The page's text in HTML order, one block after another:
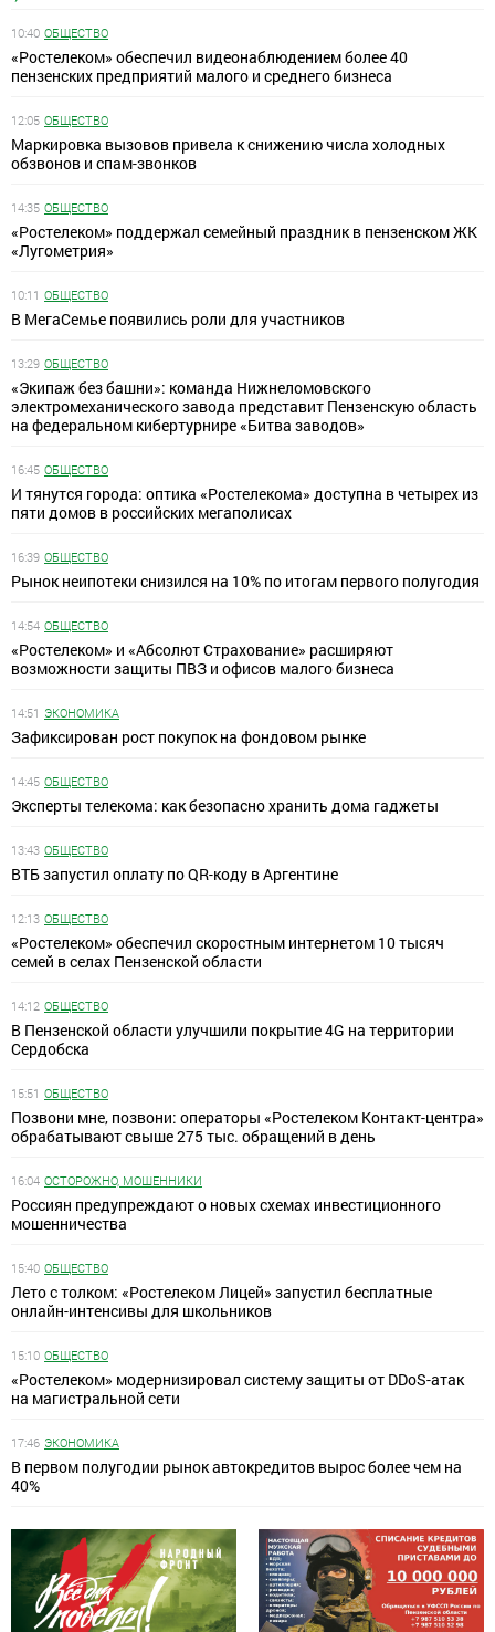
10:40 ОБЩЕСТВО
«Ростелеком» обеспечил видеонаблюдением более 40
пензенских предприятий малого и среднего бизнеса
12:05 ОБЩЕСТВО
Маркировка вызовов привела к снижению числа холодных
обзвонов и спам-звонков
14:35 ОБЩЕСТВО
«Ростелеком» поддержал семейный праздник в пензенском ЖК
«Лугометрия»
10:11 ОБЩЕСТВО
В МегаСемье появились роли для участников
13:29 ОБЩЕСТВО
«Экипаж без башни»: команда Нижнеломовского
электромеханического завода представит Пензенскую область
на федеральном кибертурнире «Битва заводов»
16:45 ОБЩЕСТВО
И тянутся города: оптика «Ростелекома» доступна в четырех из
пяти домов в российских мегаполисах
16:39 ОБЩЕСТВО
Рынок неипотеки снизился на 10% по итогам первого полугодия
14:54 ОБЩЕСТВО
«Ростелеком» и «Абсолют Страхование» расширяют
возможности защиты ПВЗ и офисов малого бизнеса
14:51 ЭКОНОМИКА
Зафиксирован рост покупок на фондовом рынке
14:45 ОБЩЕСТВО
Эксперты телекома: как безопасно хранить дома гаджеты
13:43 ОБЩЕСТВО
ВТБ запустил оплату по QR-коду в Аргентине
12:13 ОБЩЕСТВО
«Ростелеком» обеспечил скоростным интернетом 10 тысяч
семей в селах Пензенской области
14:12 ОБЩЕСТВО
В Пензенской области улучшили покрытие 4G на территории
Сердобска
15:51 ОБЩЕСТВО
Позвони мне, позвони: операторы «Ростелеком Контакт-центра»
обрабатывают свыше 275 тыс. обращений в день
16:04 ОСТОРОЖНО, МОШЕННИКИ
Россиян предупреждают о новых схемах инвестиционного
мошенничества
15:40 ОБЩЕСТВО
Лето с толком: «Ростелеком Лицей» запустил бесплатные
онлайн-интенсивы для школьников
15:10 ОБЩЕСТВО
«Ростелеком» модернизировал систему защиты от DDoS-атак
на магистральной сети
17:46 ЭКОНОМИКА
В первом полугодии рынок автокредитов вырос более чем на
40%